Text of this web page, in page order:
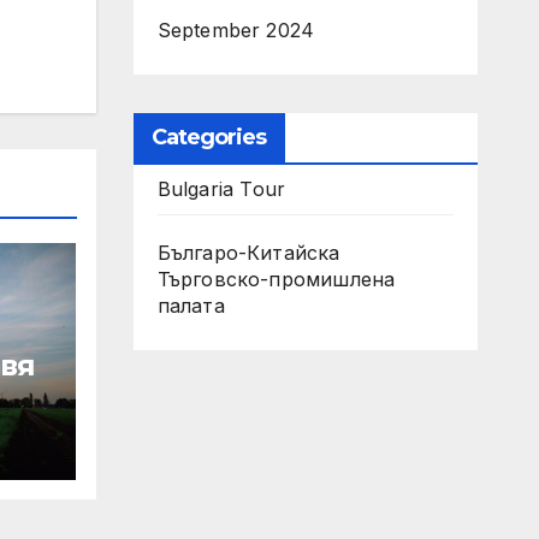
September 2024
Categories
Bulgaria Tour
Българо-Китайска
Търговско-промишлена
палaта